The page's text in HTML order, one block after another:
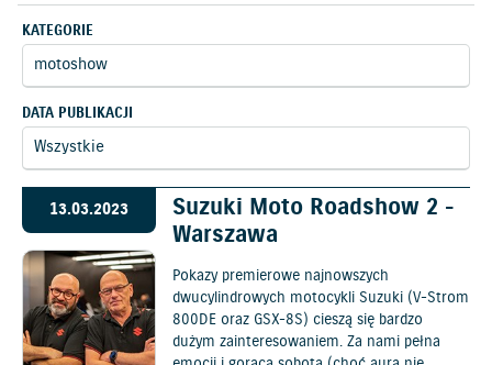
KATEGORIE
DATA PUBLIKACJI
13.03.2023
Suzuki Moto Roadshow 2 -
Warszawa
Pokazy premierowe najnowszych
dwucylindrowych motocykli Suzuki (V-Strom
800DE oraz GSX-8S) cieszą się bardzo
dużym zainteresowaniem. Za nami pełna